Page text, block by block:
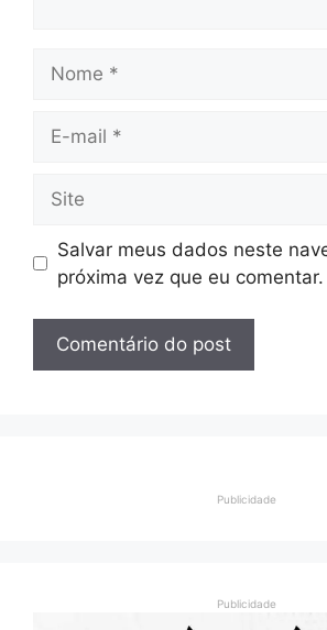
mail
Salvar meus dados neste
próxima vez que eu comentar.
Publicidade
Publicidade